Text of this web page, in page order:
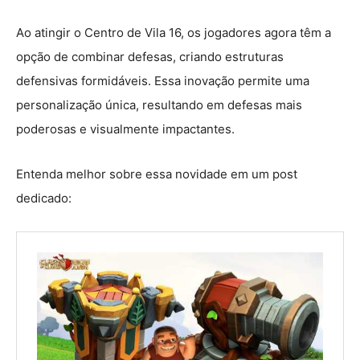
Ao atingir o Centro de Vila 16, os jogadores agora têm a
opção de combinar defesas, criando estruturas
defensivas formidáveis. Essa inovação permite uma
personalização única, resultando em defesas mais
poderosas e visualmente impactantes.
Entenda melhor sobre essa novidade em um post
dedicado: